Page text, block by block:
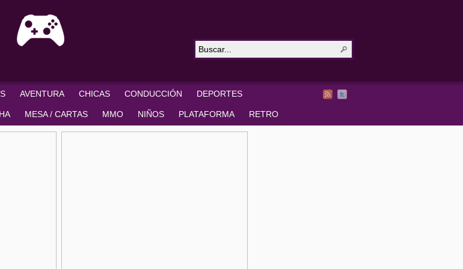
AVENTURA CHICAS CONDUCCIÓN DEPORTES
MESA / CARTAS MMO NIÑOS PLATAFORMA RETRO